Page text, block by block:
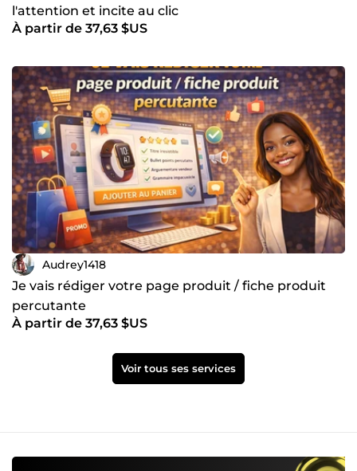
l'attention et incite au clic
À partir de 37,63 $US
Audrey1418
Je vais rédiger votre page produit / fiche produit
percutante
À partir de 37,63 $US
Voir tous ses services